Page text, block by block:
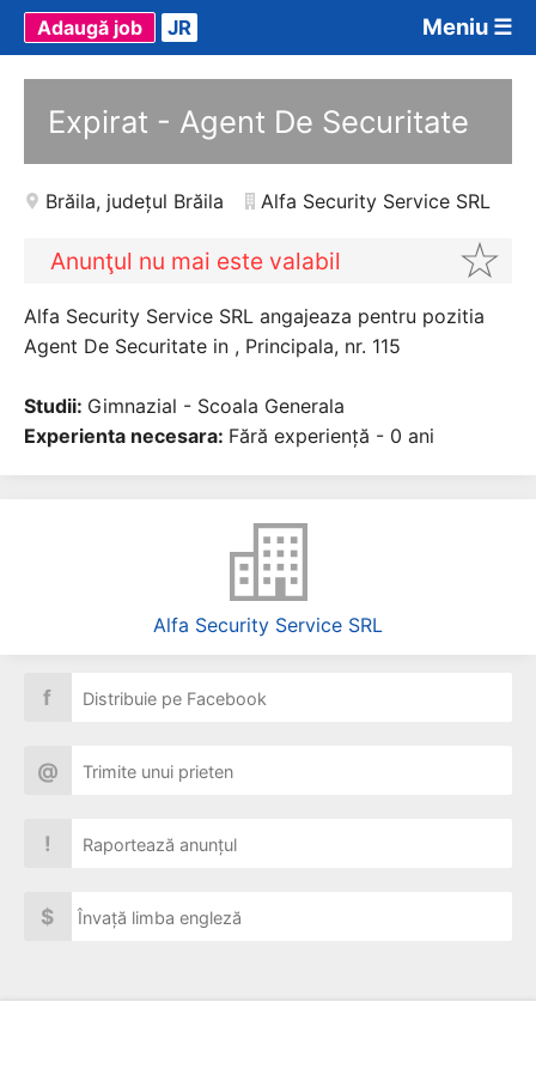
Meniu ☰
Adaugă job JR
Expirat - Agent De Securitate
Brăila, județul Brăila Alfa Security Service SRL
Anunţul nu mai este valabil
Alfa Security Service SRL angajeaza pentru pozitia
Agent De Securitate in , Principala, nr. 115
Studii: Gimnazial - Scoala Generala
Experienta necesara: Fără experiență - 0 ani
Alfa Security Service SRL
f Distribuie pe Facebook
@ Trimite unui prieten
! Raportează anunțul
$ Învață limba engleză